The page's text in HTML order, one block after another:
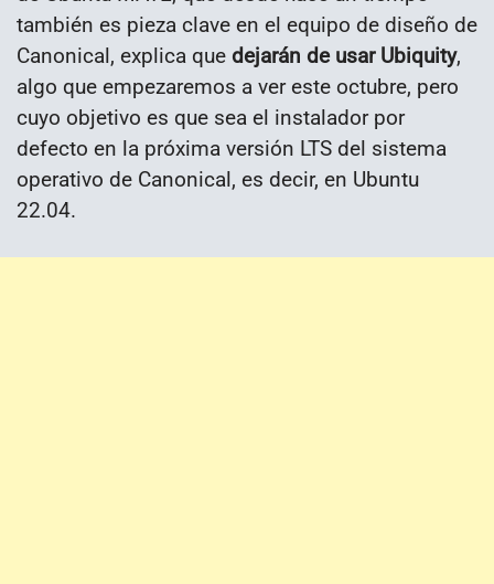
también es pieza clave en el equipo de diseño de
Canonical, explica que dejarán de usar Ubiquity,
algo que empezaremos a ver este octubre, pero
cuyo objetivo es que sea el instalador por
defecto en la próxima versión LTS del sistema
operativo de Canonical, es decir, en Ubuntu
22.04.